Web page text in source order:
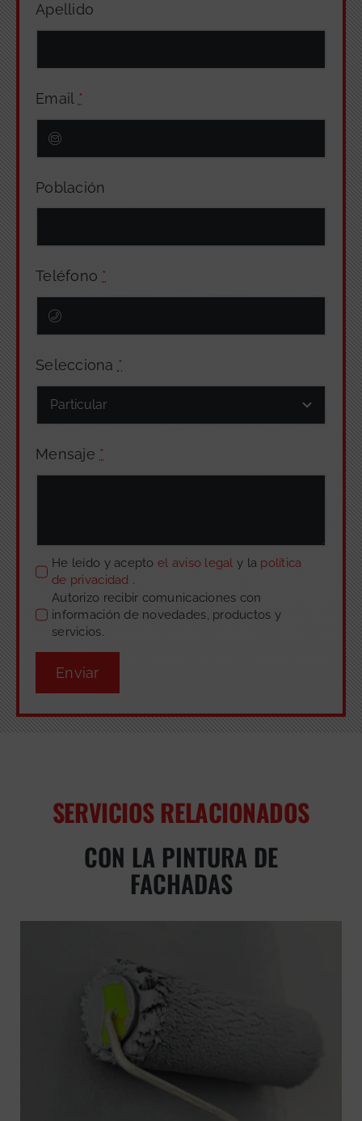
Apellido
Email *
Población
Teléfono *
Selecciona *
Mensaje *
He leído y acepto el aviso legaly la política
de privacidad .
Autorizo recibir comunicaciones con
información de novedades, productos y
servicios.
Enviar
SERVICIOS RELACIONADOS
CON LA PINTURA DE
FACHADAS